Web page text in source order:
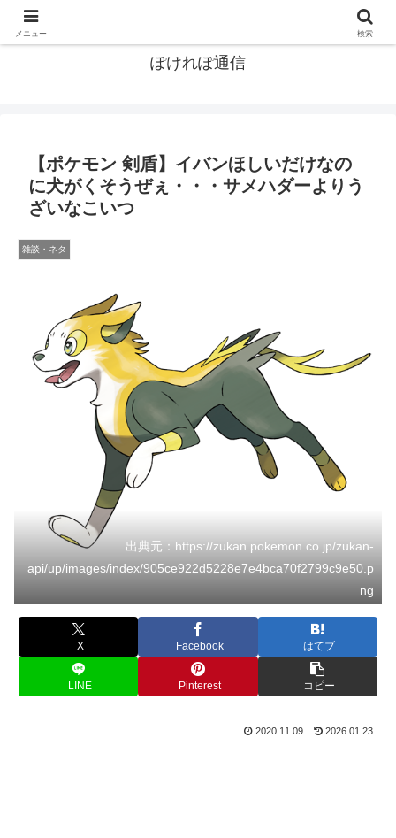
ぽけれぽ通信
【ポケモン 剣盾】イバンほしいだけなの
に犬がくそうぜぇ・・・サメハダーよりう
ざいなこいつ
雑談・ネタ
出典元：https://zukan.pokemon.co.jp/zukan-
api/up/images/index/905ce922d5228e7e4bca70f2799c9e50.p
ng
X Facebook はてブ
LINE Pinterest コピー
2020.11.09 2026.01.23
メニュー 検索